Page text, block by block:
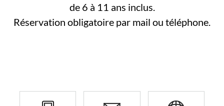
de 6 à 11 ans inclus.
Réservation obligatoire par mail ou téléphone.